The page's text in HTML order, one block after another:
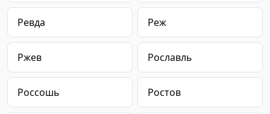
Ревда Реж
Ржев Рославль
Россошь Ростов